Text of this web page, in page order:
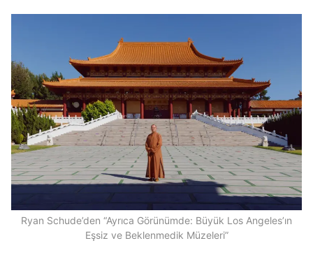
Ryan Schude’den “Ayrıca Görünümde: Büyük Los Angeles’ın
Eşsiz ve Beklenmedik Müzeleri”